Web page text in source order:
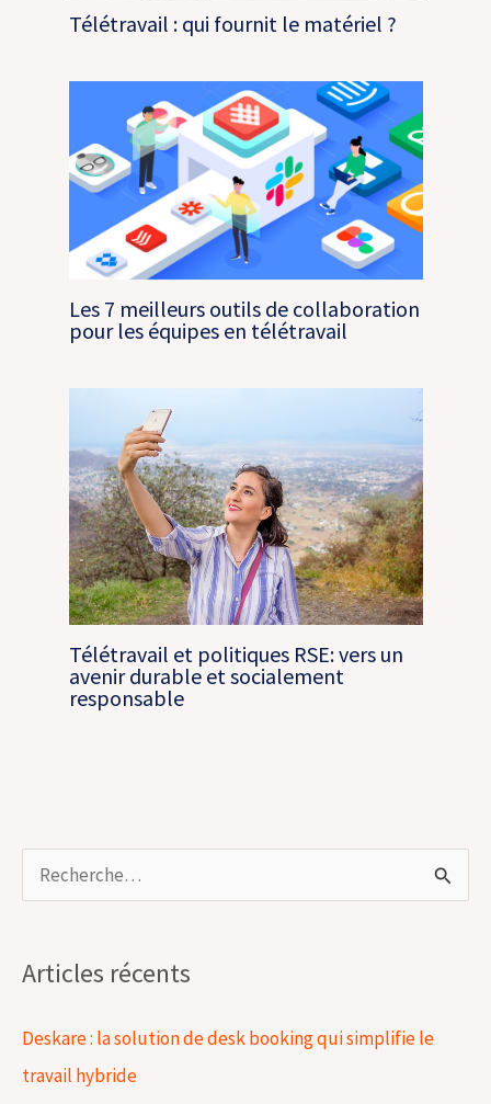
Télétravail : qui fournit le matériel ?
Les 7 meilleurs outils de collaboration
pour les équipes en télétravail
Télétravail et politiques RSE: vers un
avenir durable et socialement
responsable
e
h
r
c
Articles récents
Deskare : la solution de desk booking qui simplifie le
travail hybride